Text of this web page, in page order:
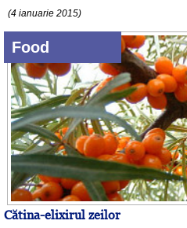
(4 ianuarie 2015)
Food
Cătina-elixirul zeilor